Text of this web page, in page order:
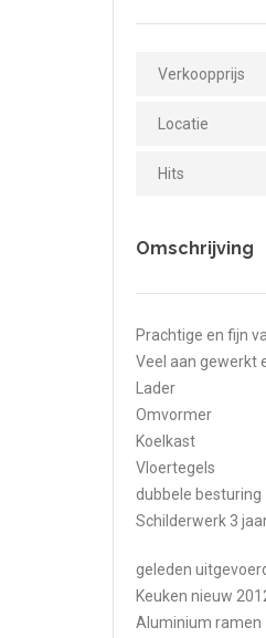
Verkoopprijs
Locatie
Hits
Omschrijving
Prachtige en fijn
Veel aan gewerkt
Lader
Omvormer
Koelkast
Vloertegels
dubbele besturing
Schilderwerk 3
geleden
Keuken nieuw
Aluminium ramen